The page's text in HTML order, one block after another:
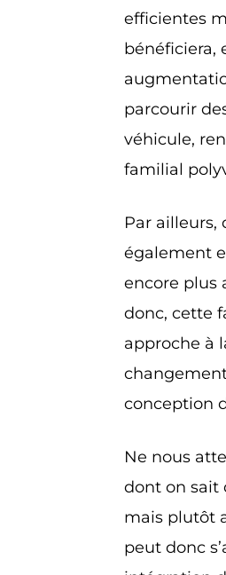
efficientes
bénéficiera,
parcourir
véhicule,
familial
Par ailleurs,
également
encore plus
donc, cette
approche à
conception
Ne nous
dont on sait
mais plutôt
peut donc